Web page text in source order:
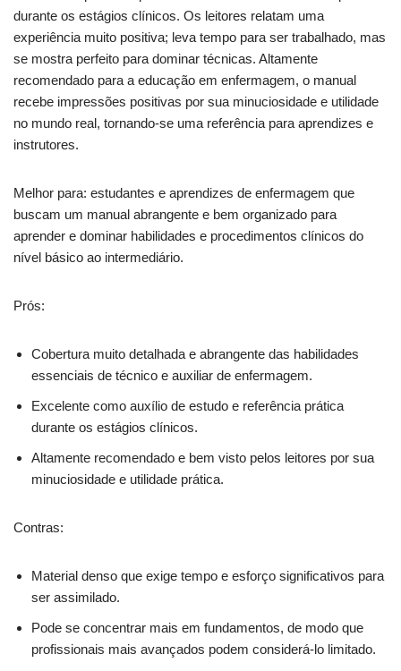
durante os estágios clínicos. Os leitores relatam uma
experiência muito positiva; leva tempo para ser trabalhado, mas
se mostra perfeito para dominar técnicas. Altamente
recomendado para a educação em enfermagem, o manual
recebe impressões positivas por sua minuciosidade e utilidade
no mundo real, tornando-se uma referência para aprendizes e
instrutores.
Melhor para: estudantes e aprendizes de enfermagem que
buscam um manual abrangente e bem organizado para
aprender e dominar habilidades e procedimentos clínicos do
nível básico ao intermediário.
Prós:
Cobertura muito detalhada e abrangente das habilidades
essenciais de técnico e auxiliar de enfermagem.
Excelente como auxílio de estudo e referência prática
durante os estágios clínicos.
Altamente recomendado e bem visto pelos leitores por sua
minuciosidade e utilidade prática.
Contras:
Material denso que exige tempo e esforço significativos para
ser assimilado.
Pode se concentrar mais em fundamentos, de modo que
profissionais mais avançados podem considerá-lo limitado.